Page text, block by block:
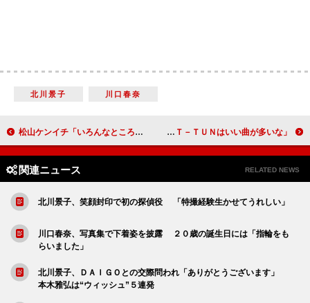
北川景子 川口春奈
松山ケンイチ「いろんなところから汁も出た」 「みんなでフルマラソンをやった感じ」 ＫＡＴ－ＴＵＮ、東京ドームでプレミアムライブ 上田竜也「ＫＡＴ－ＴＵＮはいい曲が多いな」
関連ニュース RELATED NEWS
北川景子、笑顔封印で初の探偵役 「特撮経験生かせてうれしい」
川口春奈、写真集で下着姿を披露 ２０歳の誕生日には「指輪をも
らいました」
北川景子、ＤＡＩＧＯとの交際問われ「ありがとうございます」
本木雅弘は“ウィッシュ”５連発